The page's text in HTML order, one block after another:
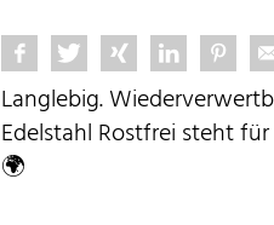
Langlebig.
Edelstahl Rostfrei steht
🌍